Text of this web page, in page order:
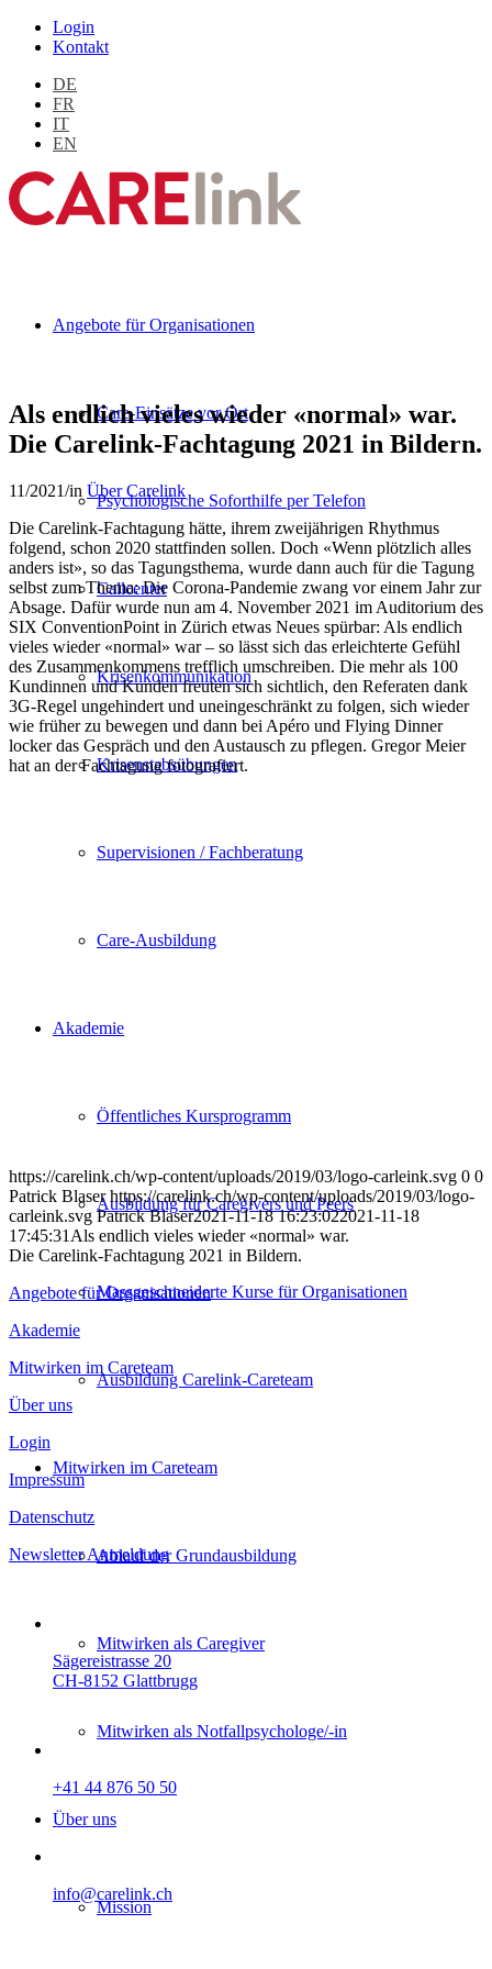
Login
Kontakt
DE
FR
IT
EN
Angebote für Organisationen
Care-Einsätze vor Ort
Psychologische Soforthilfe per Telefon
Callcenter
Krisenkommunikation
Krisenstabsübungen
Supervisionen / Fachberatung
Care-Ausbildung
Akademie
Öffentliches Kursprogramm
Ausbildung für Caregivers und Peers
Massgeschneiderte Kurse für Organisationen
Ausbildung Carelink-Careteam
Mitwirken im Careteam
Ablauf der Grundausbildung
Mitwirken als Caregiver
Mitwirken als Not­fallpsychologe/-in
Über uns
Mission
Als endlich vieles wieder «normal» war.
Die Carelink-Fachtagung 2021 in Bildern.
11/2021/in Über Carelink
Die Carelink-Fachtagung hätte, ihrem zweijährigen Rhythmus
folgend, schon 2020 stattfinden sollen. Doch «Wenn plötzlich alles
anders ist», so das Tagungsthema, wurde dann auch für die Tagung
selbst zum Thema: Die Corona-Pandemie zwang vor einem Jahr zur
Absage. Dafür wurde nun am 4. November 2021 im Auditorium des
SIX ConventionPoint in Zürich etwas Neues spürbar: Als endlich
vieles wieder «normal» war – so lässt sich das erleichterte Gefühl
des Zusammenkommens trefflich umschreiben. Die mehr als 100
Kundinnen und Kunden freuten sich sichtlich, den Referaten dank
3G-Regel ungehindert und uneingeschränkt zu folgen, sich wieder
wie früher zu bewegen und dann bei Apéro und Flying Dinner
locker das Gespräch und den Austausch zu pflegen. Gregor Meier
hat an der Fachtagung fotografiert.
https://carelink.ch/wp-content/uploads/2019/03/logo-carleink.svg 0 0
Patrick Blaser https://carelink.ch/wp-content/uploads/2019/03/logo-
carleink.svg Patrick Blaser2021-11-18 16:23:022021-11-18
17:45:31 Als endlich vieles wieder «normal» war.
Die Carelink-Fachtagung 2021 in Bildern.
Angebote für Organisationen
Akademie
Mitwirken im Careteam
Über uns
Login
Impressum
Datenschutz
Newsletter Anmeldung
Sägereistrasse 20
CH-8152 Glattbrugg
+41 44 876 50 50
info@carelink.ch